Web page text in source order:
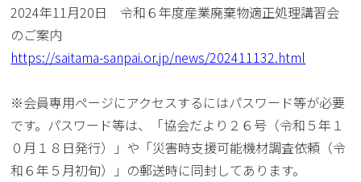
2024年11月20日 令和６年度産業廃棄物適正処理講習会
のご案内
https://saitama-sanpai.or.jp/news/202411132.html
※会員専用ページにアクセスするにはパスワード等が必要
です。パスワード等は、「協会だより２６号（令和５年１
０月１８日発行）」や「災害時支援可能機材調査依頼（令
和６年５月初旬）」の郵送時に同封してあります。